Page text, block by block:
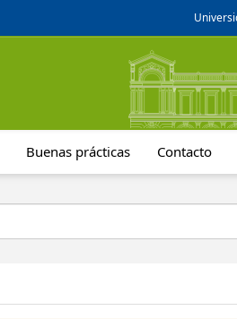
Buenas prácticas Contacto